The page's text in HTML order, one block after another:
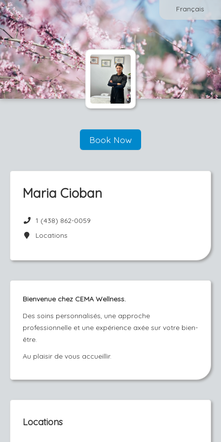
Français
Book Now
Maria Cioban
1 (438) 862-0059
Locations
Bienvenue chez CEMA Wellness.
Des soins personnalisés, une approche
professionnelle et une expérience axée sur votre bien-
être.
Au plaisir de vous accueillir.
Locations